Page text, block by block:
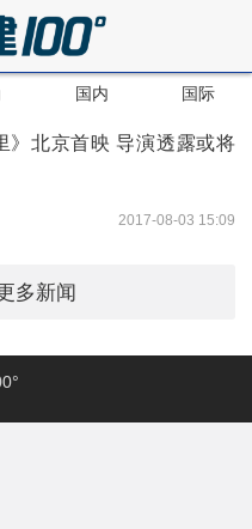
国内 国际
》北京首映 导演透露或将
2017-08-03 15:09
多新闻